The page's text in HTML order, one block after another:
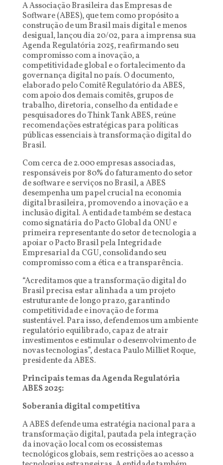
A Associação Brasileira das Empresas de
Software (ABES), que tem como propósito a
construção de um Brasil mais digital e menos
desigual, lançou dia 20/02, para a imprensa sua
Agenda Regulatória 2025, reafirmando seu
compromisso com a inovação, a
competitividade global e o fortalecimento da
governança digital no país. O documento,
elaborado pelo Comitê Regulatório da ABES,
com apoio dos demais comitês, grupos de
trabalho, diretoria, conselho da entidade e
pesquisadores do Think Tank ABES, reúne
recomendações estratégicas para políticas
públicas essenciais à transformação digital do
Brasil.
Com cerca de 2.000 empresas associadas,
responsáveis por 80% do faturamento do setor
de software e serviços no Brasil, a ABES
desempenha um papel crucial na economia
digital brasileira, promovendo a inovação e a
inclusão digital. A entidade também se destaca
como signatária do Pacto Global da ONU e
primeira representante do setor de tecnologia a
apoiar o Pacto Brasil pela Integridade
Empresarial da CGU, consolidando seu
compromisso com a ética e a transparência.
“Acreditamos que a transformação digital do
Brasil precisa estar alinhada a um projeto
estruturante de longo prazo, garantindo
competitividade e inovação de forma
sustentável. Para isso, defendemos um ambiente
regulatório equilibrado, capaz de atrair
investimentos e estimular o desenvolvimento de
novas tecnologias”, destaca Paulo Milliet Roque,
presidente da ABES.
Principais temas da Agenda Regulatória
ABES 2025:
Soberania digital competitiva
A ABES defende uma estratégia nacional para a
transformação digital, pautada pela integração
da inovação local com os ecossistemas
tecnológicos globais, sem restrições ao acesso a